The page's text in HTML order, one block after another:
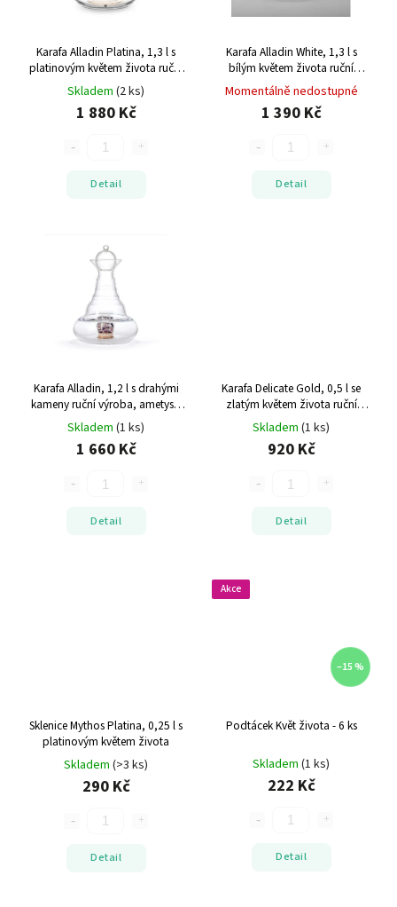
Karafa Alladin Platina, 1,3 l s
platinovým květem života ruční
výroba
Skladem (2 ks)
1 880 Kč
Detail
Karafa Alladin White, 1,3 l s
bílým květem života ruční
výroba
Momentálně nedostupné
1 390 Kč
Detail
Karafa Alladin, 1,2 l s drahými
kamenyruční výroba, ametyst,
křišťál, růženín
Skladem (1 ks)
1 660 Kč
Detail
Karafa Delicate Gold, 0,5 l se
zlatým květem života ruční
výroba
Skladem (1 ks)
920 Kč
Detail
Sklenice Mythos Platina, 0,25 l s
platinovým květem života
Skladem (>3 ks)
290 Kč
Detail
Akce
–15 %
Podtácek Květ života - 6 ks
Skladem (1 ks)
222 Kč
Detail